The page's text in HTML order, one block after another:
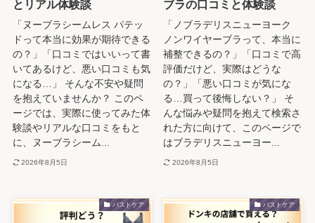
とリアル体験談
「ヌーブラシームレス パテッ
ドって本当に効果が期待できる
の？」「口コミではいいって書
いてあるけど、悪い口コミも気
になる…」 そんな不安や疑問
を抱えていませんか？ このペ
ージでは、実際に使ってみた体
験談やリアルな口コミをもと
に、ヌーブラシーム...
2026年8月5日
ブラの口コミと体験談
「ノブラデリスニューヨーク
ノンワイヤーブラって、本当に
補整できるの？」「口コミで高
評価だけど、実際はどうな
の？」「悪い口コミが気にな
る…買って後悔しない？」 そ
んな悩みや疑問を抱えて検索さ
れた方に向けて、このページで
はブラデリスニューヨー...
2026年8月5日
バストケア バストケア